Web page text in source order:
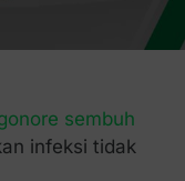
sembuh
infeksi tidak